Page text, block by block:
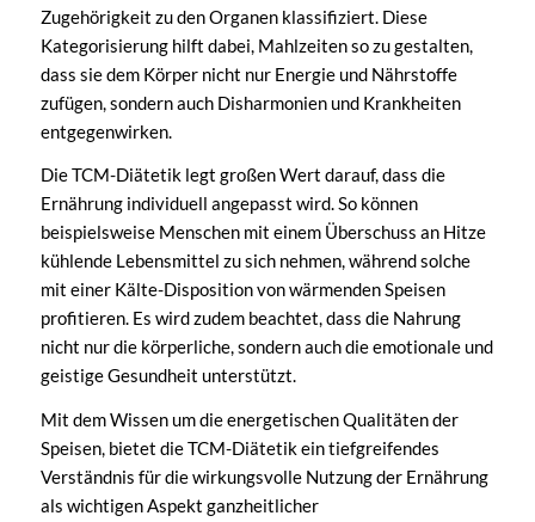
Zugehörigkeit zu den Organen klassifiziert. Diese
Kategorisierung hilft dabei, Mahlzeiten so zu gestalten,
dass sie dem Körper nicht nur Energie und Nährstoffe
zufügen, sondern auch Disharmonien und Krankheiten
entgegenwirken.
Die TCM-Diätetik legt großen Wert darauf, dass die
Ernährung individuell angepasst wird. So können
beispielsweise Menschen mit einem Überschuss an Hitze
kühlende Lebensmittel zu sich nehmen, während solche
mit einer Kälte-Disposition von wärmenden Speisen
profitieren. Es wird zudem beachtet, dass die Nahrung
nicht nur die körperliche, sondern auch die emotionale und
geistige Gesundheit unterstützt.
Mit dem Wissen um die energetischen Qualitäten der
Speisen, bietet die TCM-Diätetik ein tiefgreifendes
Verständnis für die wirkungsvolle Nutzung der Ernährung
als wichtigen Aspekt ganzheitlicher